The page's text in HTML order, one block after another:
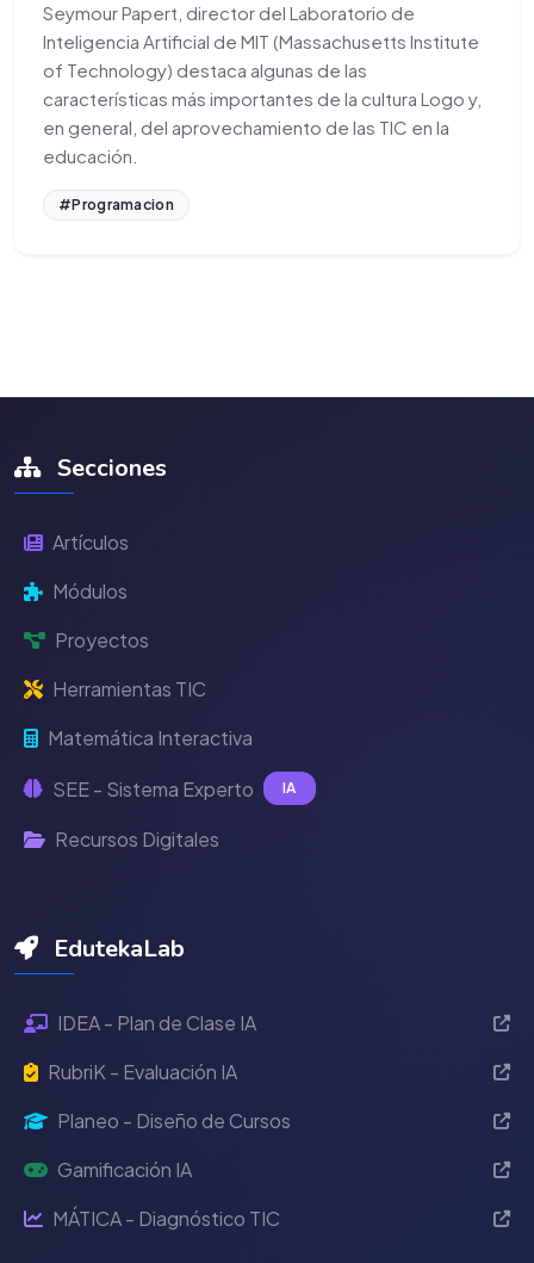
Seymour Papert, director del Laboratorio de
Inteligencia Artificial de MIT (Massachusetts Institute
of Technology) destaca algunas de las
características más importantes de la cultura Logo y,
en general, del aprovechamiento de las TIC en la
educación.
#Programacion
Secciones
Artículos
Módulos
Proyectos
Herramientas TIC
Matemática Interactiva
SEE - Sistema Experto IA
Recursos Digitales
EdutekaLab
IDEA - Plan de Clase IA
RubriK - Evaluación IA
Planeo - Diseño de Cursos
Gamificación IA
MÁTICA - Diagnóstico TIC